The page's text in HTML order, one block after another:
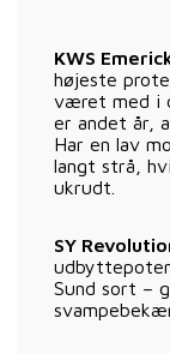
KWS
højeste
været med i
er andet år,
Har en lav
langt strå,
ukrudt.
SY
Sund sort –